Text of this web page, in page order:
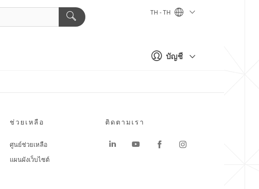
บัญชี
TH - TH
ช่วยเหลือ
ศูนย์ช่วยเหลือ
แผนผังเว็บไซต์
ติดตามเรา